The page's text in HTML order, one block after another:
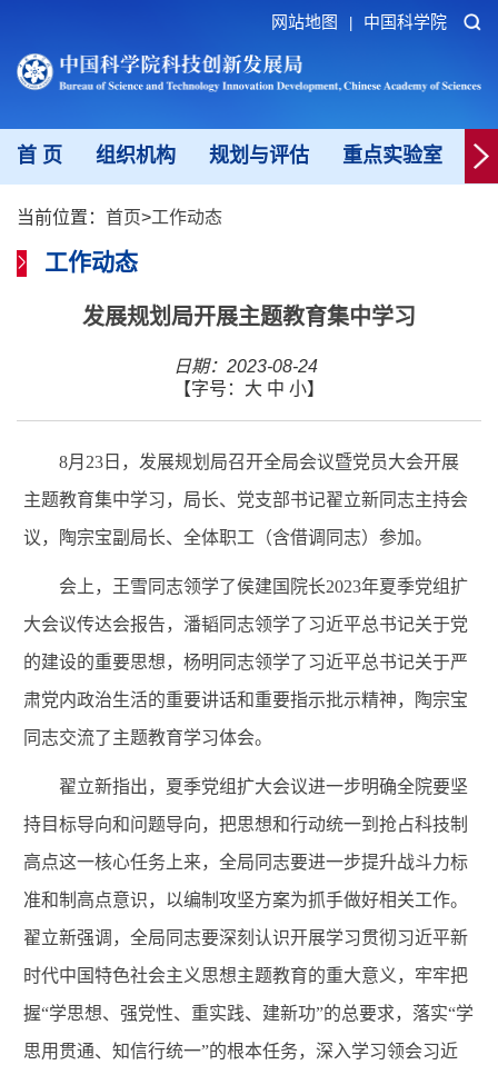
网站地图 中国科学院
首 页 组织机构 规划与评估 重点实验室
当前位置： 首页>工作动态
工作动态
发展规划局开展主题教育集中学习
日期：2023-08-24
【字号： 大 中 小】
8月23日，发展规划局召开全局会议暨党员大会开展
主题教育集中学习，局长、党支部书记翟立新同志主持会
议，陶宗宝副局长、全体职工（含借调同志）参加。
会上，王雪同志领学了侯建国院长2023年夏季党组扩
大会议传达会报告，潘韬同志领学了习近平总书记关于党
的建设的重要思想，杨明同志领学了习近平总书记关于严
肃党内政治生活的重要讲话和重要指示批示精神，陶宗宝
同志交流了主题教育学习体会。
翟立新指出，夏季党组扩大会议进一步明确全院要坚
持目标导向和问题导向，把思想和行动统一到抢占科技制
高点这一核心任务上来，全局同志要进一步提升战斗力标
准和制高点意识，以编制攻坚方案为抓手做好相关工作。
翟立新强调，全局同志要深刻认识开展学习贯彻习近平新
时代中国特色社会主义思想主题教育的重大意义，牢牢把
握“学思想、强党性、重实践、建新功”的总要求，落实“学
思用贯通、知信行统一”的根本任务，深入学习领会习近